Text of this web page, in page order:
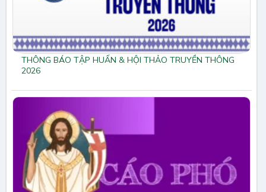
THÔNG BÁO TẬP HUẤN & HỘI THẢO TRUYỀN THÔNG
2026